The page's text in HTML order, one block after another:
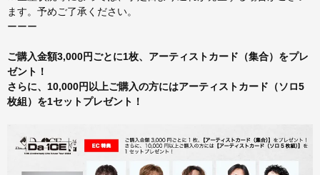
ます。予めご了承ください。
ーーー
ご購入金額3,000円ごとに1枚、アーティストカード（集合）をプレ
ゼント！
さらに、10,000円以上ご購入の方にはアーティストカード（ソロ5
枚組）を1セットプレゼント！